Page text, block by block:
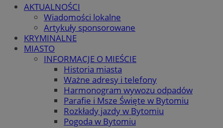
AKTUALNOŚCI
Wiadomości lokalne
Artykuły sponsorowane
KRYMINALNE
MIASTO
INFORMACJE O MIEŚCIE
Historia miasta
Ważne adresy i telefony
Harmonogram wywozu odpadów
Parafie i Msze Święte w Bytomiu
Rozkłady jazdy w Bytomiu
Pogoda w Bytomiu